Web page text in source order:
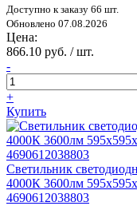
Доступно к заказу 66 шт.
Обновлено 07.08.2026
Цена:
866.10 руб. / шт.
-
+
Купить
Светильник
4000К 3600лм
4690612038803